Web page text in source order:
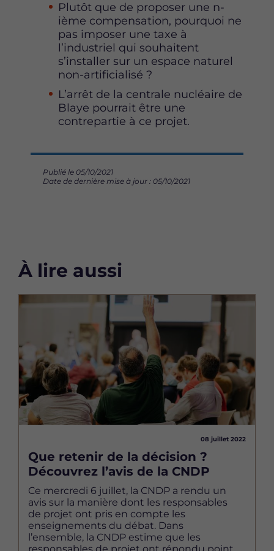
Plutôt que de proposer une n-
ième compensation, pourquoi ne
pas imposer une taxe à
l’industriel qui souhaitent
s’installer sur un espace naturel
non-artificialisé ?
L’arrêt de la centrale nucléaire de
Blaye pourrait être une
contrepartie à ce projet.
Publié le 05/10/2021
Date de dernière mise à jour : 05/10/2021
À lire aussi
Image
08 juillet 2022
Que retenir de la décision ?
Découvrez l’avis de la CNDP
Ce mercredi 6 juillet, la CNDP a rendu un
avis sur la manière dont les responsables
de projet ont pris en compte les
enseignements du débat. Dans
l’ensemble, la CNDP estime que les